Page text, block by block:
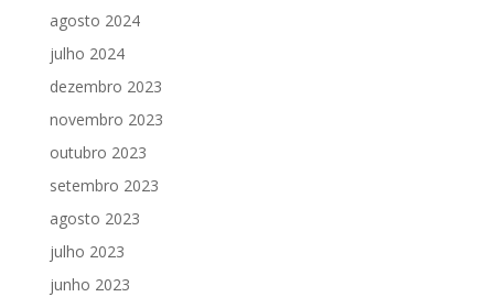
agosto 2024
julho 2024
dezembro 2023
novembro 2023
outubro 2023
setembro 2023
agosto 2023
julho 2023
junho 2023